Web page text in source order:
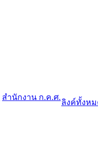
ลิงค์ทั้งห
สำนักงาน ก.ค.ศ.